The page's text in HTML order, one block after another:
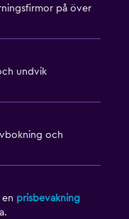
på över
undvik
och
en prisbevakning